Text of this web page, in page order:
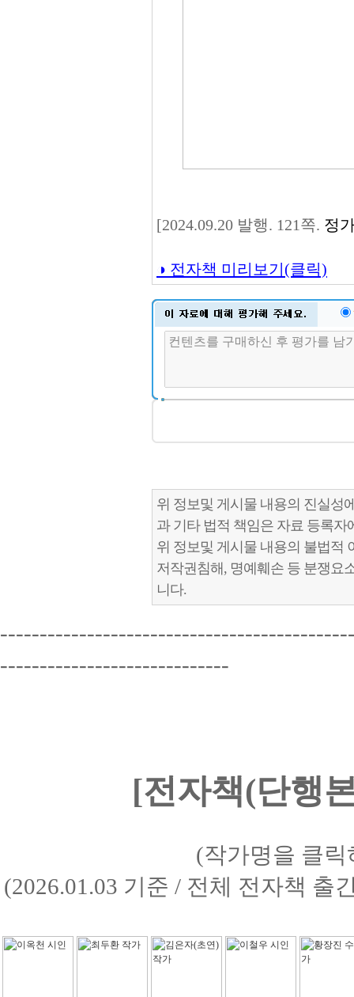
[2024.09.20 발행. 121쪽. 정
◑ 전자책 미리보기(클릭)
위 정보및 게시물 내용의 진실성
과 기타 법적 책임은 자료 등록자
위 정보및 게시물 내용의 불법적
저작권침해, 명예훼손 등 분쟁요
니다.
-----------------------------
[전자책(단행
(작가명을 클
(2026.01.03 기준 / 전체 전자책 출